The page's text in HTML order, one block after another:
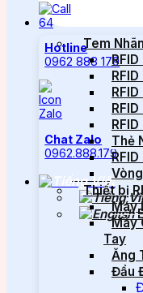
Hotline
0962 888 179
Chat Zalo
0962.888.179
Tem
Thẻ
RFID
Thiết bị
Máy
Máy
Tay
Ăng
Đầu